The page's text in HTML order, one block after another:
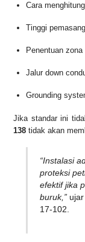
Cara
Tinggi
Penentuan
Jalur down
Grounding
Jika standar ini
138 tidak akan
“Instalasi
proteksi
efektif jika
buruk,”ujar
17-102.